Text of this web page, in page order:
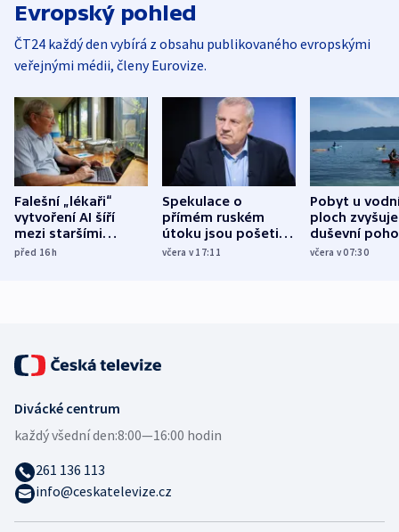
Evropský pohled
ČT24 každý den vybírá z obsahu publikovaného evropskými
veřejnými médii, členy Eurovize.
Falešní „lékaři“
vytvoření AI šíří
mezi staršími
Poláky nebezpečné
před 16h
Spekulace o
přímém ruském
útoku jsou pošetilé,
míní estonský
včera v 17:11
Pobyt u
ploch zvyšuje
duševní
ukázala
včera v 07:30
Divácké centrum
každý všední den:8:00—16:00 hodin
261 136 113
info@ceskatelevize.cz